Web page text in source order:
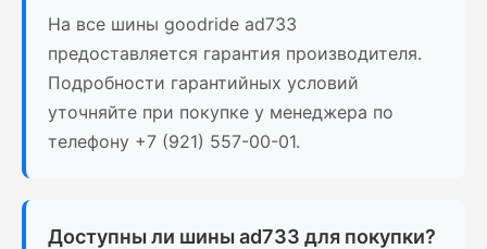
На все шины goodride ad733
предоставляется гарантия производителя.
Подробности гарантийных условий
уточняйте при покупке у менеджера по
телефону +7 (921) 557-00-01.
Доступны ли шины ad733 для покупки?